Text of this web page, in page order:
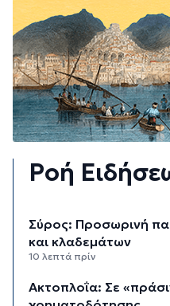
Ροή
Σύρος: Προσωρινή
και κλαδεμάτων
10 λεπτά πρίν
Aκτοπλοΐα: Σε